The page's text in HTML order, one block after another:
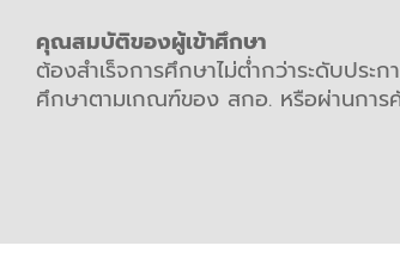
คุณสมบัติของผู้เข้าศึกษา
ต้องสำเร็จการศึกษาไม่ต่ำกว่าระดับปร
ศึกษาตามเกณฑ์ของ สกอ. หรือผ่านกา